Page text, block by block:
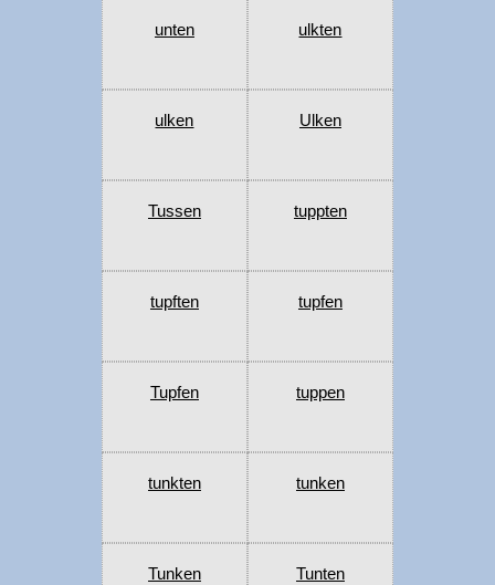
unten ulkten
ulken Ulken
Tussen tuppten
tupften tupfen
Tupfen tuppen
tunkten tunken
Tunken Tunten